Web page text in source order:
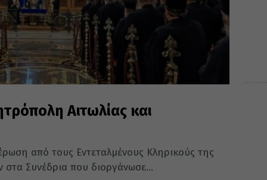
Αιτωλίας και
από τους Εντεταλμένους Κληρικούς της
στα Συνέδρια που διοργάνωσε...